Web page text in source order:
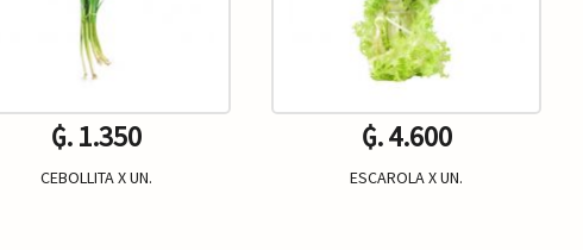
₲. 1.350
CEBOLLITA X UN.
₲. 4.600
ESCAROLA X UN.